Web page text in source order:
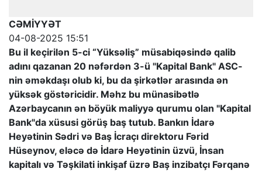
CƏMİYYƏT
04-08-2025 15:51
Bu il keçirilən 5-ci “Yüksəliş” müsabiqəsində qalib
adını qazanan 20 nəfərdən 3-ü "Kapital Bank" ASC-
nin əməkdaşı olub ki, bu da şirkətlər arasında ən
yüksək göstəricidir. Məhz bu münasibətlə
Azərbaycanın ən böyük maliyyə qurumu olan "Kapital
Bank"da xüsusi görüş baş tutub. Bankın İdarə
Heyətinin Sədri və Baş İcraçı direktoru Fərid
Hüseynov, eləcə də İdarə Heyətinin üzvü, İnsan
kapitalı və Təşkilati inkişaf üzrə Baş inzibatçı Fərqanə